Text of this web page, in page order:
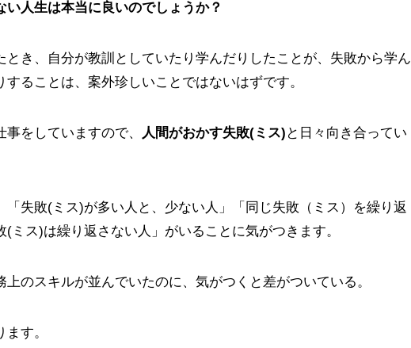
い人生は本当に良いのでしょうか？
とき、自分が教訓としていたり学んだりしたことが、失敗から学ん
することは、案外珍しいことではないはずです。
をしていますので、 人間がおかす失敗(ミス) と日々向き合ってい
「失敗(ミス)が多い人と、少ない人」「同じ失敗（ミス）を繰り返
(ミス)は繰り返さない人」がいることに気がつきます。
上のスキルが並んでいたのに、気がつくと差がついている。
す。